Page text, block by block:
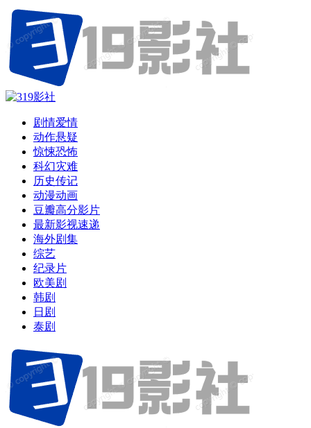
剧情爱情
动作悬疑
惊悚恐怖
科幻灾难
历史传记
动漫动画
豆瓣高分影片
最新影视速递
海外剧集
综艺
纪录片
欧美剧
韩剧
日剧
泰剧